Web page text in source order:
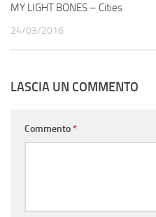
MY LIGHT BONES – Cities
24/03/2016
LASCIA UN COMMENTO
Commento*